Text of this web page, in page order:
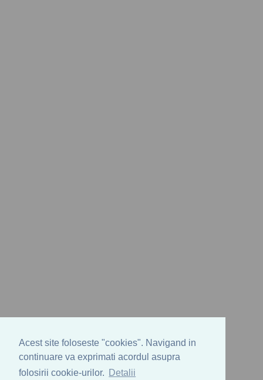
Acest site foloseste "cookies". Navigand in
continuare va exprimati acordul asupra
folosirii cookie-urilor.
Detalii